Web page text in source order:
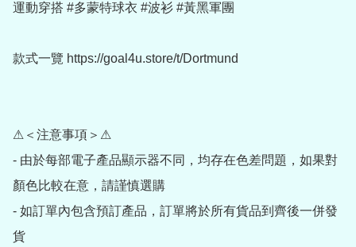
運動穿搭 #多蒙特球衣 #波衫 #黃黑軍團
款式一覽 https://goal4u.store/t/Dortmund
⚠＜注意事項＞⚠
- 由於每部電子產品顯示器不同，均存在色差問題，如果對
顏色比較在意，請謹慎選購
- 如訂單內包含預訂產品，訂單將於所有貨品到齊後一併發
貨